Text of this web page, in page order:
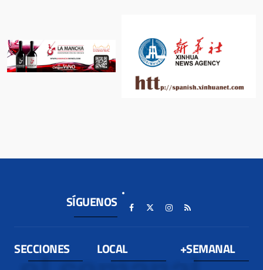
SÍGUENOS
SECCIONES LOCAL +SEMANAL